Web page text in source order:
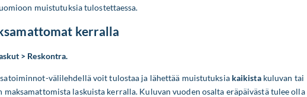
muistutuksia tulostettaessa.
kerralla
> Reskontra.
välilehdellä voit tulostaa ja lähettää muistutuksia kaikistakuluvan tai
maksamattomista laskuista kerralla. Kuluvan vuoden osalta eräpäivästä tulee olla